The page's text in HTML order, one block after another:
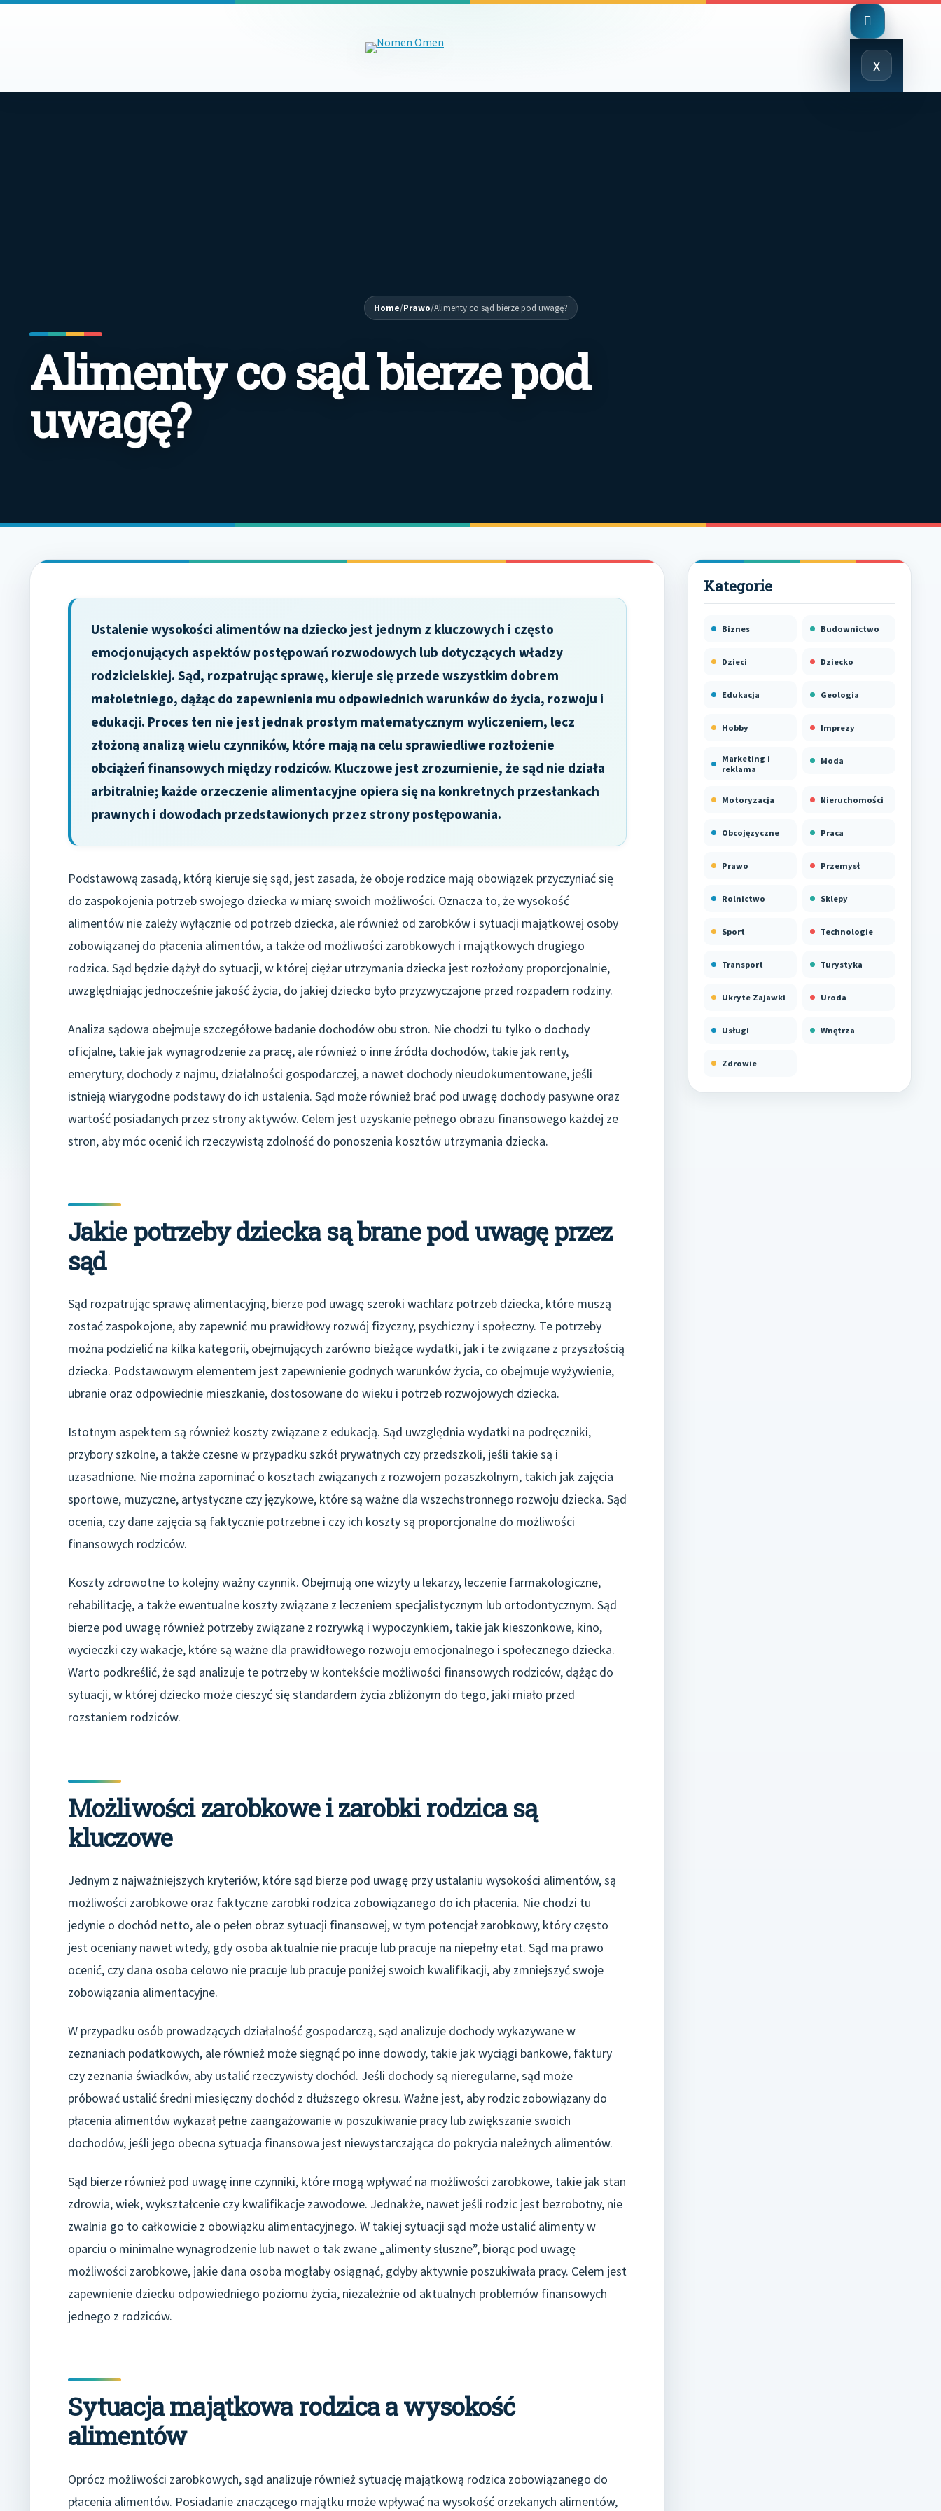
x
Close
Menu
Home/Prawo/Alimenty co sąd bierze pod uwagę?
Alimenty co sąd bierze pod
uwagę?
Ustalenie wysokości alimentów na dziecko jest jednym z kluczowych i często
emocjonujących aspektów postępowań rozwodowych lub dotyczących władzy
rodzicielskiej. Sąd, rozpatrując sprawę, kieruje się przede wszystkim dobrem
małoletniego, dążąc do zapewnienia mu odpowiednich warunków do życia, rozwoju i
edukacji. Proces ten nie jest jednak prostym matematycznym wyliczeniem, lecz
złożoną analizą wielu czynników, które mają na celu sprawiedliwe rozłożenie
obciążeń finansowych między rodziców. Kluczowe jest zrozumienie, że sąd nie działa
arbitralnie; każde orzeczenie alimentacyjne opiera się na konkretnych przesłankach
prawnych i dowodach przedstawionych przez strony postępowania.
Podstawową zasadą, którą kieruje się sąd, jest zasada, że oboje rodzice mają obowiązek przyczyniać się
do zaspokojenia potrzeb swojego dziecka w miarę swoich możliwości. Oznacza to, że wysokość
alimentów nie zależy wyłącznie od potrzeb dziecka, ale również od zarobków i sytuacji majątkowej osoby
zobowiązanej do płacenia alimentów, a także od możliwości zarobkowych i majątkowych drugiego
rodzica. Sąd będzie dążył do sytuacji, w której ciężar utrzymania dziecka jest rozłożony proporcjonalnie,
uwzględniając jednocześnie jakość życia, do jakiej dziecko było przyzwyczajone przed rozpadem rodziny.
Analiza sądowa obejmuje szczegółowe badanie dochodów obu stron. Nie chodzi tu tylko o dochody
oficjalne, takie jak wynagrodzenie za pracę, ale również o inne źródła dochodów, takie jak renty,
emerytury, dochody z najmu, działalności gospodarczej, a nawet dochody nieudokumentowane, jeśli
istnieją wiarygodne podstawy do ich ustalenia. Sąd może również brać pod uwagę dochody pasywne oraz
wartość posiadanych przez strony aktywów. Celem jest uzyskanie pełnego obrazu finansowego każdej ze
stron, aby móc ocenić ich rzeczywistą zdolność do ponoszenia kosztów utrzymania dziecka.
Jakie potrzeby dziecka są brane pod uwagę przez
sąd
Sąd rozpatrując sprawę alimentacyjną, bierze pod uwagę szeroki wachlarz potrzeb dziecka, które muszą
zostać zaspokojone, aby zapewnić mu prawidłowy rozwój fizyczny, psychiczny i społeczny. Te potrzeby
można podzielić na kilka kategorii, obejmujących zarówno bieżące wydatki, jak i te związane z przyszłością
dziecka. Podstawowym elementem jest zapewnienie godnych warunków życia, co obejmuje wyżywienie,
ubranie oraz odpowiednie mieszkanie, dostosowane do wieku i potrzeb rozwojowych dziecka.
Istotnym aspektem są również koszty związane z edukacją. Sąd uwzględnia wydatki na podręczniki,
przybory szkolne, a także czesne w przypadku szkół prywatnych czy przedszkoli, jeśli takie są i
uzasadnione. Nie można zapominać o kosztach związanych z rozwojem pozaszkolnym, takich jak zajęcia
sportowe, muzyczne, artystyczne czy językowe, które są ważne dla wszechstronnego rozwoju dziecka. Sąd
ocenia, czy dane zajęcia są faktycznie potrzebne i czy ich koszty są proporcjonalne do możliwości
finansowych rodziców.
Koszty zdrowotne to kolejny ważny czynnik. Obejmują one wizyty u lekarzy, leczenie farmakologiczne,
rehabilitację, a także ewentualne koszty związane z leczeniem specjalistycznym lub ortodontycznym. Sąd
bierze pod uwagę również potrzeby związane z rozrywką i wypoczynkiem, takie jak kieszonkowe, kino,
wycieczki czy wakacje, które są ważne dla prawidłowego rozwoju emocjonalnego i społecznego dziecka.
Warto podkreślić, że sąd analizuje te potrzeby w kontekście możliwości finansowych rodziców, dążąc do
sytuacji, w której dziecko może cieszyć się standardem życia zbliżonym do tego, jaki miało przed
rozstaniem rodziców.
Możliwości zarobkowe i zarobki rodzica są
kluczowe
Jednym z najważniejszych kryteriów, które sąd bierze pod uwagę przy ustalaniu wysokości alimentów, są
możliwości zarobkowe oraz faktyczne zarobki rodzica zobowiązanego do ich płacenia. Nie chodzi tu
jedynie o dochód netto, ale o pełen obraz sytuacji finansowej, w tym potencjał zarobkowy, który często
jest oceniany nawet wtedy, gdy osoba aktualnie nie pracuje lub pracuje na niepełny etat. Sąd ma prawo
ocenić, czy dana osoba celowo nie pracuje lub pracuje poniżej swoich kwalifikacji, aby zmniejszyć swoje
zobowiązania alimentacyjne.
W przypadku osób prowadzących działalność gospodarczą, sąd analizuje dochody wykazywane w
zeznaniach podatkowych, ale również może sięgnąć po inne dowody, takie jak wyciągi bankowe, faktury
czy zeznania świadków, aby ustalić rzeczywisty dochód. Jeśli dochody są nieregularne, sąd może
próbować ustalić średni miesięczny dochód z dłuższego okresu. Ważne jest, aby rodzic zobowiązany do
płacenia alimentów wykazał pełne zaangażowanie w poszukiwanie pracy lub zwiększanie swoich
dochodów, jeśli jego obecna sytuacja finansowa jest niewystarczająca do pokrycia należnych alimentów.
Sąd bierze również pod uwagę inne czynniki, które mogą wpływać na możliwości zarobkowe, takie jak stan
zdrowia, wiek, wykształcenie czy kwalifikacje zawodowe. Jednakże, nawet jeśli rodzic jest bezrobotny, nie
zwalnia go to całkowicie z obowiązku alimentacyjnego. W takiej sytuacji sąd może ustalić alimenty w
oparciu o minimalne wynagrodzenie lub nawet o tak zwane „alimenty słuszne”, biorąc pod uwagę
możliwości zarobkowe, jakie dana osoba mogłaby osiągnąć, gdyby aktywnie poszukiwała pracy. Celem jest
zapewnienie dziecku odpowiedniego poziomu życia, niezależnie od aktualnych problemów finansowych
jednego z rodziców.
Sytuacja majątkowa rodzica a wysokość
alimentów
Oprócz możliwości zarobkowych, sąd analizuje również sytuację majątkową rodzica zobowiązanego do
płacenia alimentów. Posiadanie znaczącego majątku może wpływać na wysokość orzekanych alimentów,
Biznes Budownictwo
Dzieci Dziecko
Edukacja Geologia
Hobby Imprezy
Marketing i
reklama
Moda
Motoryzacja Nieruchomości
Obcojęzyczne Praca
Prawo Przemysł
Rolnictwo Sklepy
Sport Technologie
Transport Turystyka
Ukryte Zajawki Uroda
Usługi Wnętrza
Zdrowie